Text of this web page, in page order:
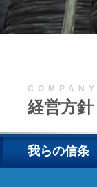
COMPANY
経営方針
我らの信条